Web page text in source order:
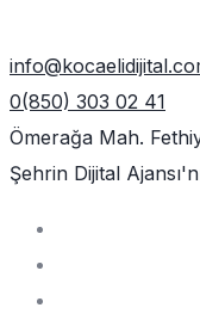
0(850) 303 02 41
Ömerağa Mah.
Şehrin Dijital